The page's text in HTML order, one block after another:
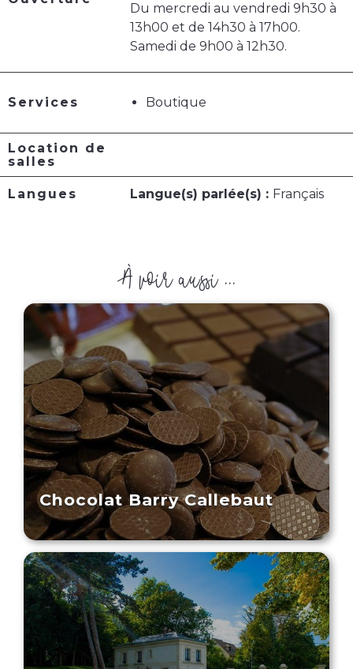
Du mercredi au vendredi 9h30 à
13h00 et de 14h30 à 17h00.
Samedi de 9h00 à 12h30.
Services Boutique
Location de
salles
Langues Langue(s) parlée(s) : Français
À voir aussi ...
Chocolat Barry Callebaut